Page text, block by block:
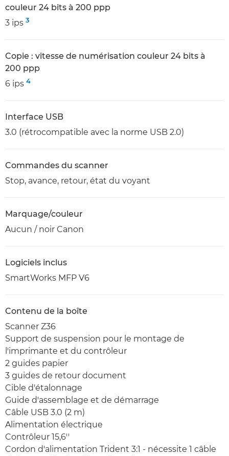
couleur 24 bits à 200 ppp
3 ips 3
Copie : vitesse de numérisation couleur 24 bits à
200 ppp
6 ips 4
Interface USB
3.0 (rétrocompatible avec la norme USB 2.0)
Commandes du scanner
Stop, avance, retour, état du voyant
Marquage/couleur
Aucun / noir Canon
Logiciels inclus
SmartWorks MFP V6
Contenu de la boîte
Scanner Z36
Support de suspension pour le montage de
l'imprimante et du contrôleur
2 guides papier
3 guides de retour document
Cible d'étalonnage
Guide d'assemblage et de démarrage
Câble USB 3.0 (2 m)
Alimentation électrique
Contrôleur 15,6''
Cordon d'alimentation Trident 3:1 - nécessite 1 câble